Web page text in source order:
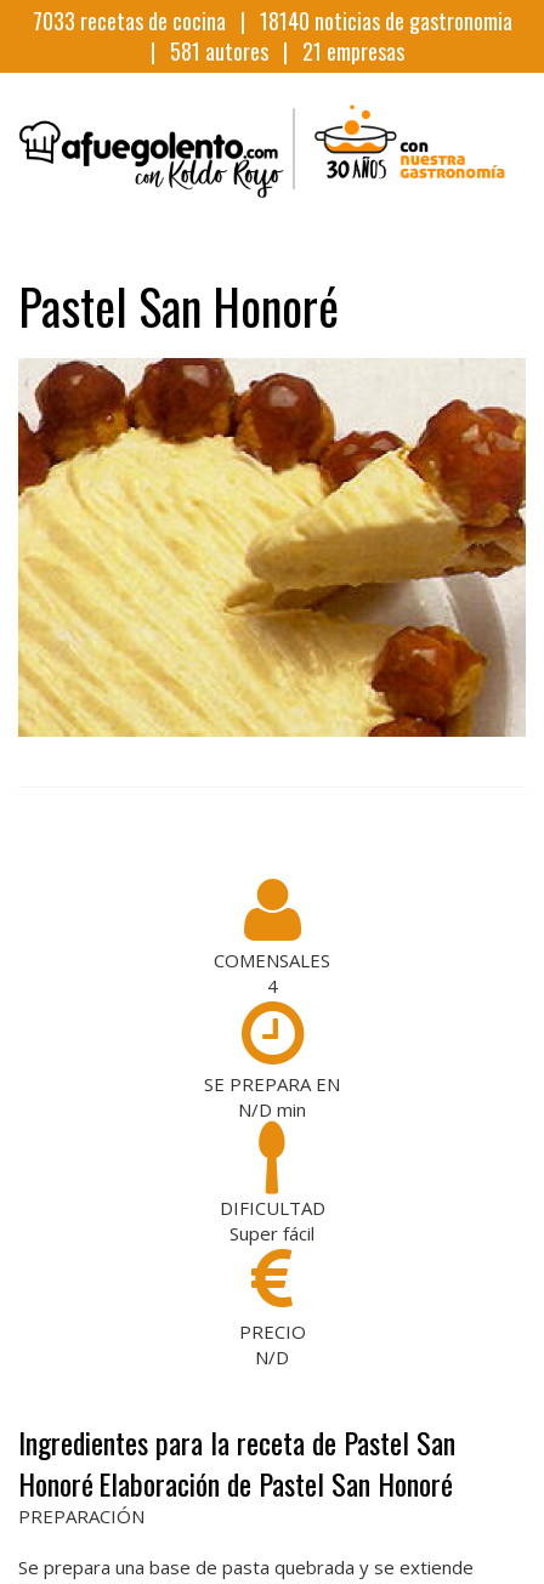
7033 recetas de cocina | 18140 noticias de gastronomia
| 581 autores | 21 empresas
Pastel San Honoré
COMENSALES
4
SE PREPARA EN
N/D min
DIFICULTAD
Super fácil
PRECIO
N/D
Ingredientes para la receta de Pastel San
HonoréElaboración de Pastel San Honoré
PREPARACIÓN
Se prepara una base de pasta quebrada y se extiende